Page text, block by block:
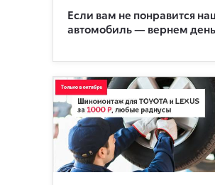
Если вам не понравится
автомобиль — вернем